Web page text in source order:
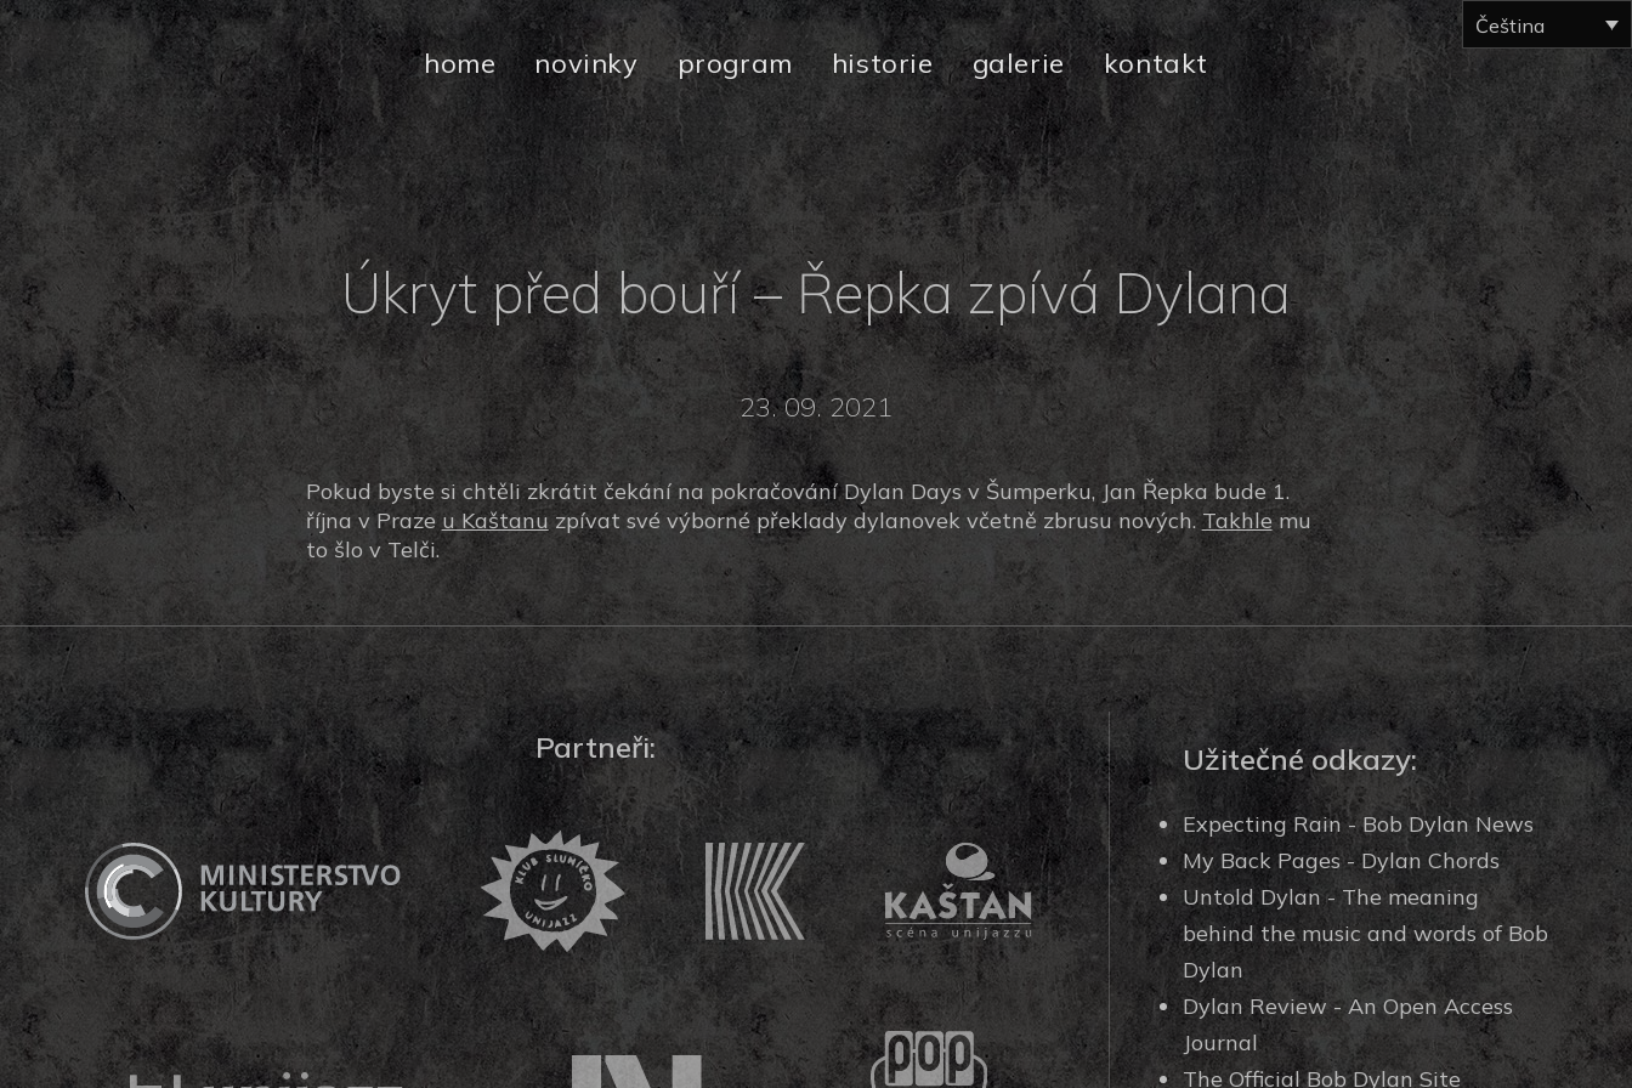
home novinky program historie galerie kontakt
Čeština
Úkryt před bouří – Řepka zpívá Dylana
23. 09. 2021
Pokud byste si chtěli zkrátit čekání na pokračování Dylan Days v Šumperku, Jan Řepka bude 1.
října v Praze u Kaštanuzpívat své výborné překlady dylanovek včetně zbrusu nových. Takhlemu
to šlo v Telči.
Partneři: Užitečné odkazy:
Expecting Rain - Bob Dylan News
My Back Pages - Dylan Chords
Untold Dylan - The meaning
behind the music and words of Bob
Dylan
Dylan Review - An Open Access
Journal
The Official Bob Dylan Site